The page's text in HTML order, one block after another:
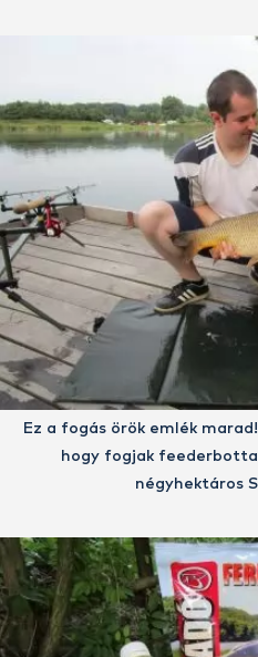
Ez a fogás örök emlék
hogy fogjak
négyhektáros